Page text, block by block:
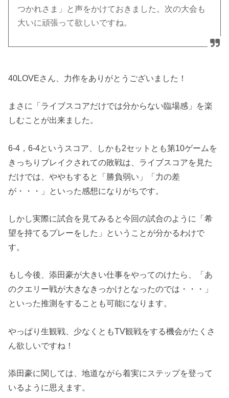
つかれさま」と声をかけておきました。次の大会も
大いに頑張って欲しいですね。
40LOVEさん、力作をありがとうございました！
まさに「ライブスコアだけでは分からない臨場感」を楽
しむことが出来ました。
6-4，6-4というスコア、しかも2セットとも第10ゲームを
きっちりブレイクされての敗戦は、ライブスコアを見た
だけでは、ややもすると「勝負弱い」「力の差
が・・・」といった感想になりがちです。
しかし実際に試合を見てみると今回の試合のように「希
望を持てるプレーをした」ということが分かるわけで
す。
もし今後、添田豪が大きい仕事をやってのけたら、「あ
のクエリー戦が大きなきっかけとなったのでは・・・」
といった推測をすることも可能になります。
やっぱり生観戦、少なくともTV観戦をする機会がたくさ
ん欲しいですね！
添田豪に関しては、地道ながら着実にステップを登って
いるように思えます。